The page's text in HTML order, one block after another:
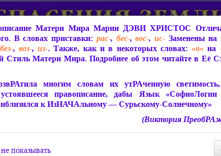
Матери Мира
Живое Слово Матери
Статьи, Книги, Видео,
Матери Мира Марии ДЭВИ ХРИСТОС
В словах приставки: рас-, бес-,вос-, ис-Заменены на
без-, воз-,из-. Также, как и в некоторых словах: «о» на
Стиль Матери Мира. Подробнее об этом читайте в Её
многим словам их утРАченную светимость,
правописание, дабы Язык
к ИзНАЧАльному — Сурьскому-Солнечному»
(Виктория
показывать